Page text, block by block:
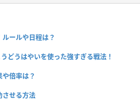
ールや日程は？
どうはやいを使った強すぎる戦法！
倍率は？
させる方法